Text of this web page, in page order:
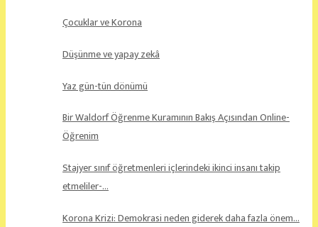
Çocuklar ve Korona
Düşünme ve yapay zekâ
Yaz gün-tün dönümü
Bir Waldorf Öğrenme Kuramının Bakış Açısından Online-
Öğrenim
Stajyer sınıf öğretmenleri içlerindeki ikinci insanı takip
etmeliler-…
Korona Krizi: Demokrasi neden giderek daha fazla önem…